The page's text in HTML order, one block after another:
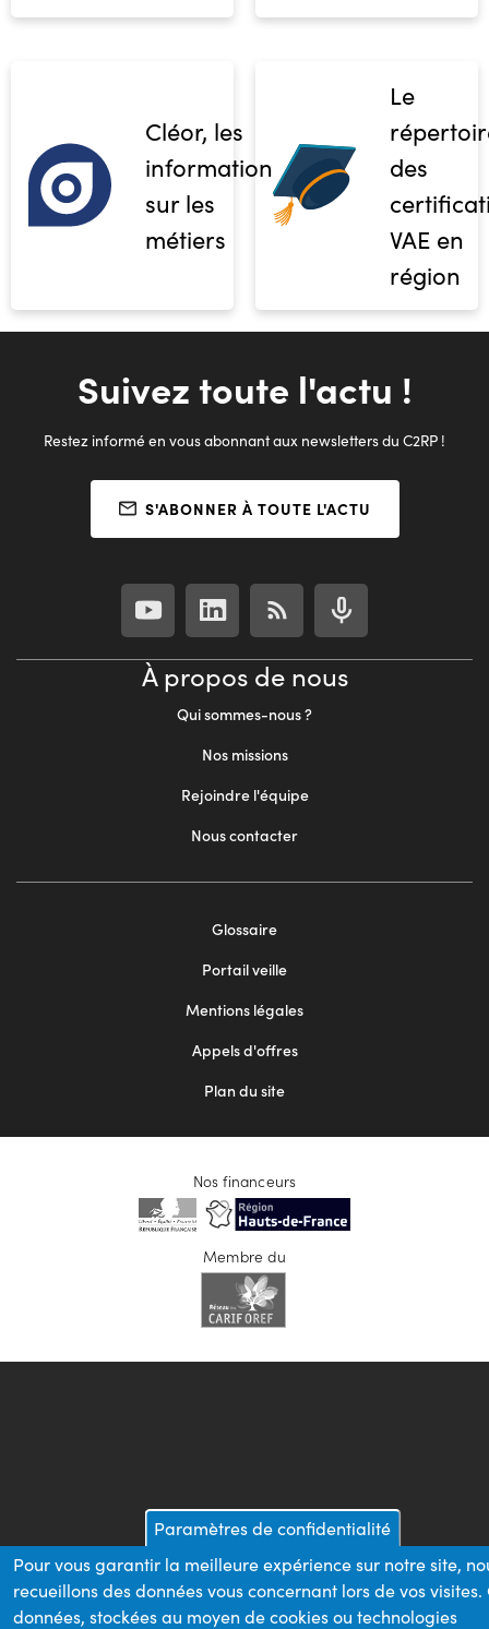
Cléor, les
informations
sur les
métiers
Le
des
VAE en
région
Suivez toute l'actu !
Restez informé en vous abonnant aux newsletters du C2RP !
S'ABONNER À TOUTE L'ACTU
À propos de nous
Qui sommes-nous ?
Nos missions
Rejoindre l'équipe
Nous contacter
Glossaire
Portail veille
Mentions légales
Appels d'offres
Plan du site
Nos financeurs
Membre du
Paramètres de confidentialité
Pour vous garantir la meilleure expérience sur notre site,
recueillons des données vous concernant lors de vos visites.
données, stockées au moyen de cookies ou technologies